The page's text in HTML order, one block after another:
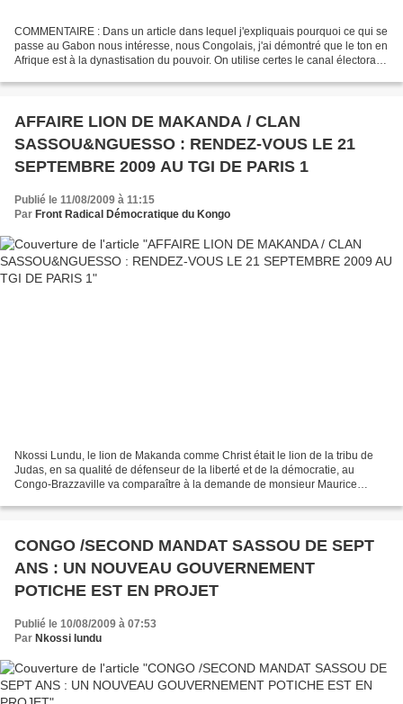
COMMENTAIRE : Dans un article dans lequel j'expliquais pourquoi ce qui se
passe au Gabon nous intéresse, nous Congolais, j'ai démontré que le ton en
Afrique est à la dynastisation du pouvoir. On utilise certes le canal électoral
AFFAIRE LION DE MAKANDA / CLAN
SASSOU&NGUESSO : RENDEZ-VOUS LE 21
SEPTEMBRE 2009 AU TGI DE PARIS 1
Publié le 11/08/2009 à 11:15
Par Front Radical Démocratique du Kongo
Nkossi Lundu, le lion de Makanda comme Christ était le lion de la tribu de
Judas, en sa qualité de défenseur de la liberté et de la démocratie, au
Congo-Brazzaville va comparaître à la demande de monsieur Maurice
CONGO /SECOND MANDAT SASSOU DE SEPT
ANS : UN NOUVEAU GOUVERNEMENT
POTICHE EST EN PROJET
Publié le 10/08/2009 à 07:53
Par Nkossi lundu